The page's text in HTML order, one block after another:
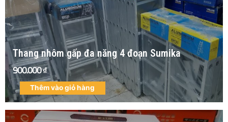
Thang nhôm gấp đa năng 4 đoạn Sumika
900.000₫
Thêm vào giỏ hàng